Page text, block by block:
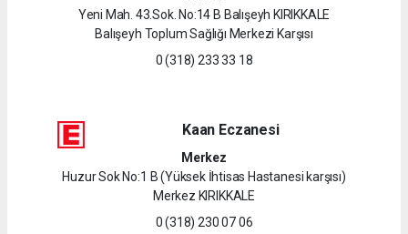
Yeni Mah. 43.Sok. No:14 B Balışeyh KIRIKKALE
Balışeyh Toplum Sağlığı Merkezi Karşısı
0 (318) 233 33 18
Kaan Eczanesi
Merkez
Huzur Sok No:1 B (Yüksek İhtisas Hastanesi karşısı)
Merkez KIRIKKALE
0 (318) 230 07 06